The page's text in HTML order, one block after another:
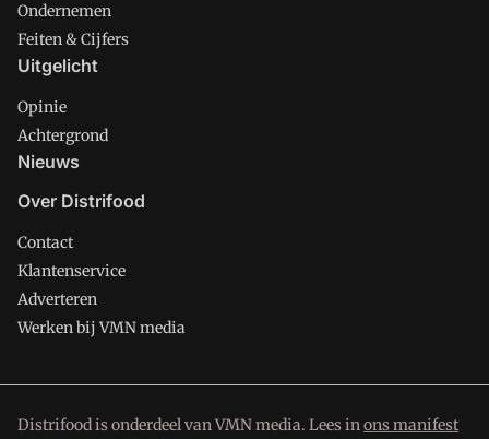
Ondernemen
Feiten & Cijfers
Uitgelicht
Opinie
Achtergrond
Nieuws
Over Distrifood
Contact
Klantenservice
Adverteren
Werken bij VMN media
Distrifood is onderdeel van VMN media. Lees inons manifest